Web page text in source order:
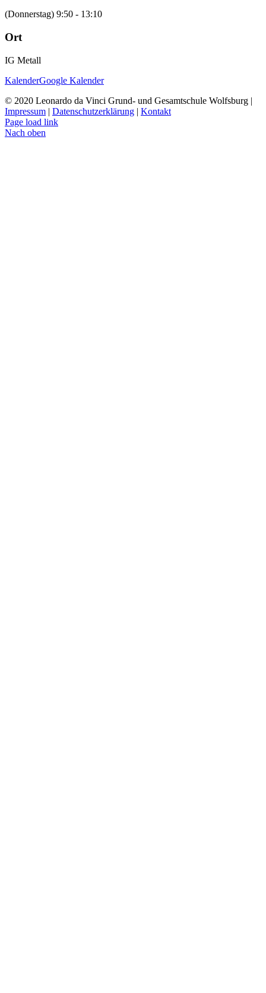
(Donnerstag) 9:50 - 13:10
Ort
IG Metall
KalenderGoogle Kalender
© 2020 Leonardo da Vinci Grund- und Gesamtschule Wolfsburg |
Impressum | Datenschutzerklärung | Kontakt
Page load link
Nach oben